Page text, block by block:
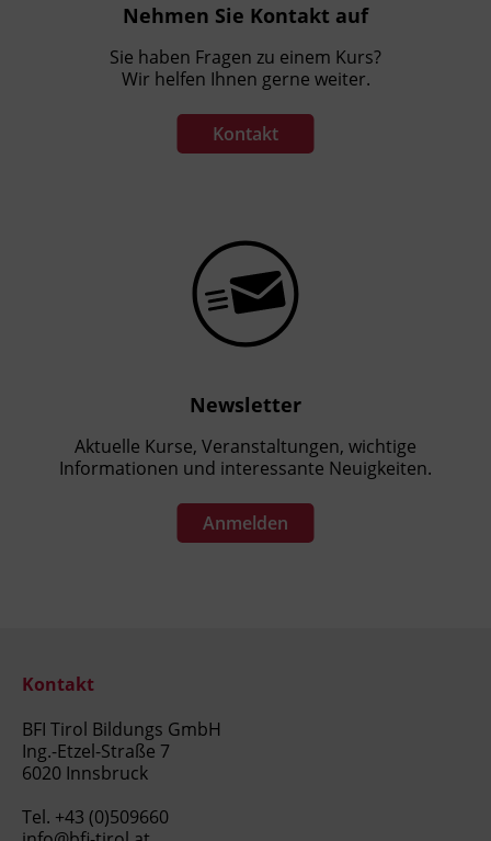
Nehmen Sie Kontakt auf
Sie haben Fragen zu einem Kurs?
Wir helfen Ihnen gerne weiter.
Kontakt
Newsletter
Aktuelle Kurse, Veranstaltungen, wichtige
Informationen und interessante Neuigkeiten.
Anmelden
Kontakt
BFI Tirol Bildungs GmbH
Ing.-Etzel-Straße 7
6020 Innsbruck
Tel. +43 (0)509660